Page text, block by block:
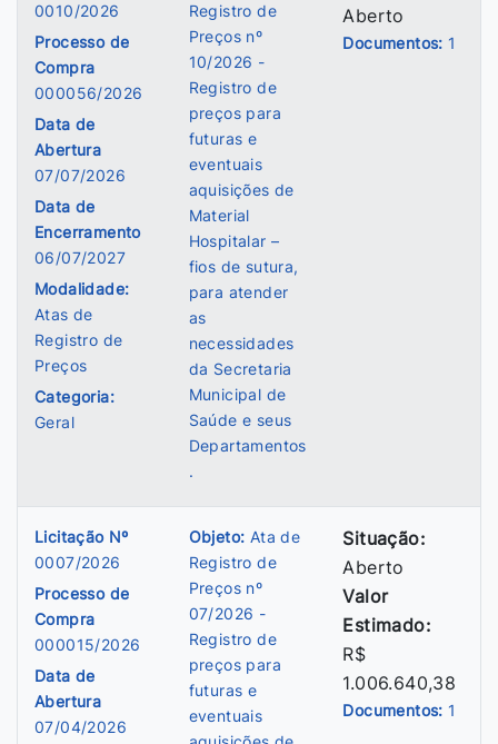
0010/2026
Processo de
Compra
000056/2026
Data de
Abertura
07/07/2026
Data de
Encerramento
06/07/2027
Modalidade:
Atas de
Registro de
Preços
Categoria:
Geral
Registro de
Preços nº
10/2026 -
Registro de
preços para
futuras e
eventuais
aquisições de
Material
Hospitalar –
fios de sutura,
para atender
as
necessidades
da Secretaria
Municipal de
Saúde e seus
Departamentos
.
Aberto
Documentos: 1
Licitação Nº
0007/2026
Processo de
Compra
000015/2026
Data de
Abertura
07/04/2026
Objeto: Ata de
Registro de
Preços nº
07/2026 -
Registro de
preços para
futuras e
eventuais
Situação:
Aberto
Valor
Estimado:
R$
1.006.640,38
Documentos: 1